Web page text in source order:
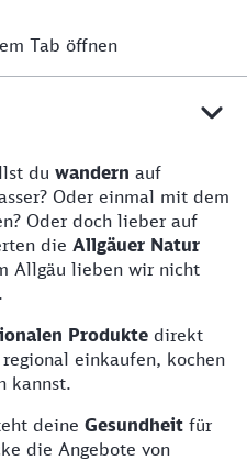
Tab öffnen
du wandern auf
Oder einmal mit dem
Oder doch lieber auf
die Allgäuer Natur
Allgäu lieben wir nicht
Produkte direkt
einkaufen, kochen
kannst.
deine Gesundheit für
die Angebote von